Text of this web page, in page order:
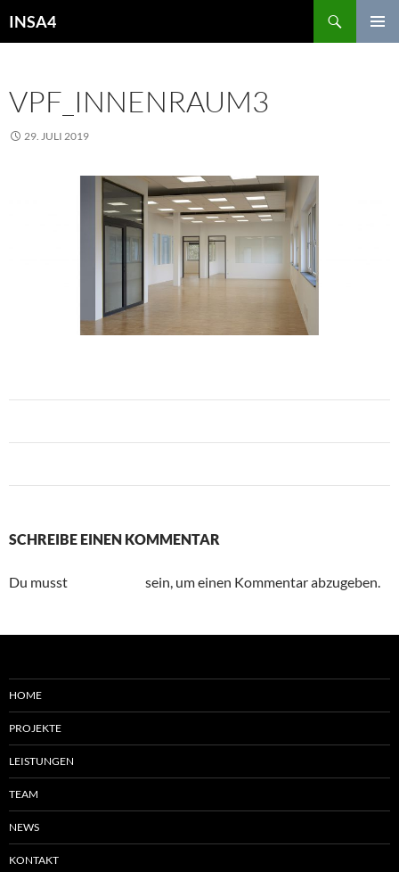
INSA4
VPF_INNENRAUM3
29. JULI 2019
SCHREIBE EINEN KOMMENTAR
Du musst sein, um einen Kommentar abzugeben.
HOME
PROJEKTE
LEISTUNGEN
TEAM
NEWS
KONTAKT